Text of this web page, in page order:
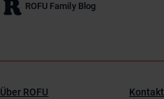
ROFU Family Blog
Über ROFU Kontakt